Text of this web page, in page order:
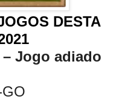
DESTA
Jogo adiado